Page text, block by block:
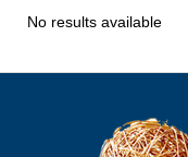
No results available